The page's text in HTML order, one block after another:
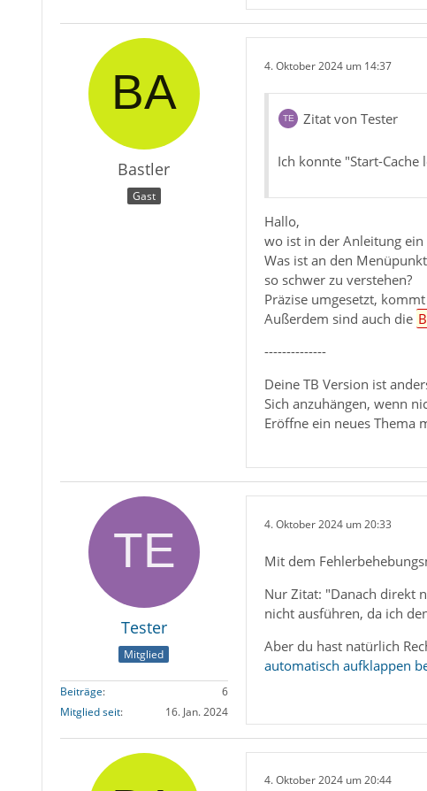
Bastler
Gast
4. Oktober 2024 um 14:37
Zitat von Tester
Ich konnte "Start-
Hallo,
wo ist in der Anleitung
Was ist an den
so schwer zu verstehen?
Präzise umgesetzt,
Außerdem sind auch die
--------------
Deine TB Version ist
Sich anzuhängen, wenn
Eröffne ein neues Thema
Tester
Mitglied
Beiträge
6
Mitglied seit
16. Jan. 2024
4. Oktober 2024 um 20:33
Mit dem
Nur Zitat: "Danach direkt
nicht ausführen, da ich
Aber du hast natürlich
automatisch aufklappen
4. Oktober 2024 um 20:44